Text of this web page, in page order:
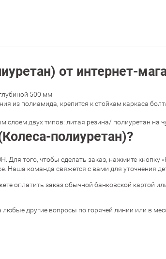
от интернет-
500 мм
из полиамида, крепится к стойкам каркаса
двух типов: литая резина/ полиуретан на
полиуретан)?
того, чтобы сделать заказ, нажмите кнопку
команда свяжется с вами для уточнения
оплатить заказ обычной банковской картой
любые другие вопросы по горячей линии или в